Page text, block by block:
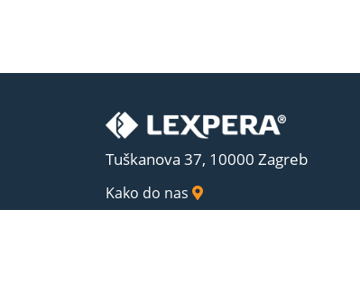
Tuškanova 37, 10000 Zagreb
Kako do nas